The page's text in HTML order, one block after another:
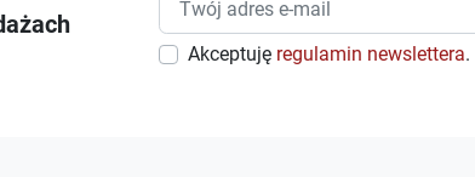
Akceptuję regulamin newslettera.